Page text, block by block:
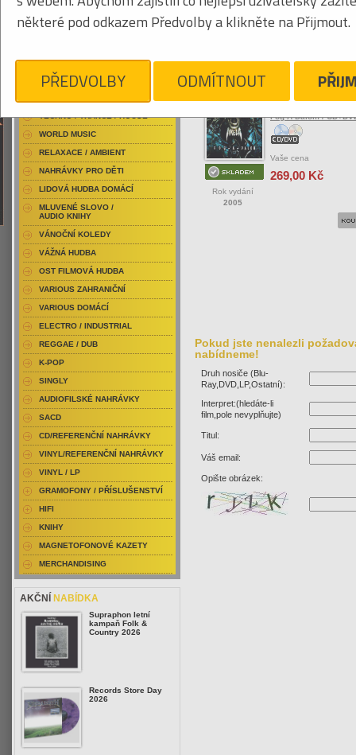
AKELA
Rok vydání
2005
Fog-A-Dalom /
Vaše cena
269,00 Kč
Pokud jste nenalezli
nabídneme!
Druh nosiče (Blu-
Ray,DVD,LP,Ostatní):
Interpret:(hledáte-li
film,pole nevyplňujte)
Titul:
Váš email:
Opište obrázek:
RAP / HIP HOP DOMÁCÍ
RAP / HIP HOP ZAHRANIČNÍ
DVD / HUDBA
PUNK / HARDCORE
TECHNO / TRANCE / HOUSE
WORLD MUSIC
RELAXACE / AMBIENT
NAHRÁVKY PRO DĚTI
LIDOVÁ HUDBA DOMÁCÍ
MLUVENÉ SLOVO /
AUDIO KNIHY
VÁNOČNÍ KOLEDY
VÁŽNÁ HUDBA
OST FILMOVÁ HUDBA
VARIOUS ZAHRANIČNÍ
VARIOUS DOMÁCÍ
ELECTRO / INDUSTRIAL
REGGAE / DUB
K-POP
SINGLY
AUDIOFILSKÉ NAHRÁVKY
SACD
CD/REFERENČNÍ NAHRÁVKY
VINYL/REFERENČNÍ NAHRÁVKY
VINYL / LP
GRAMOFONY / PŘÍSLUŠENSTVÍ
HIFI
KNIHY
MAGNETOFONOVÉ KAZETY
MERCHANDISING
AKČNÍ NABÍDKA
Supraphon letní
kampaň Folk &
Country 2026
Records Store Day
2026
některé pod odkazem Předvolby a klikněte na Přijmout.
PŘEDVOLBY ODMÍTNOUT